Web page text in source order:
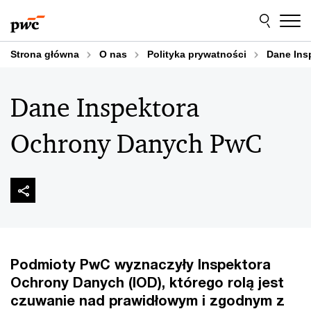
do
treści
do
stopki
Strona główna O nas Polityka prywatności Dane
Dane Inspektora
Ochrony Danych PwC
Podmioty PwC wyznaczyły Inspektora
Ochrony Danych (IOD), którego rolą jest
czuwanie nad prawidłowym i zgodnym z